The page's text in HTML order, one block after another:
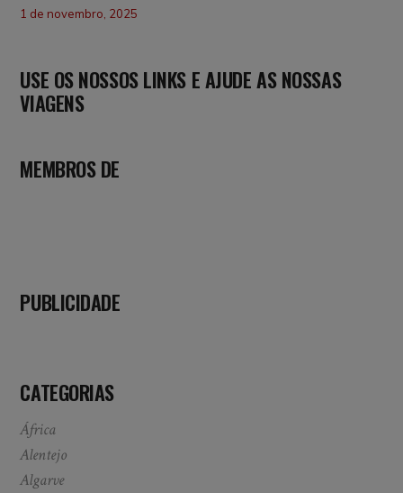
1 de novembro, 2025
USE OS NOSSOS LINKS E AJUDE AS NOSSAS
VIAGENS
MEMBROS DE
PUBLICIDADE
CATEGORIAS
África
Alentejo
Algarve